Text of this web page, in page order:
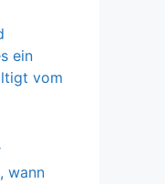
ein
vom
wann